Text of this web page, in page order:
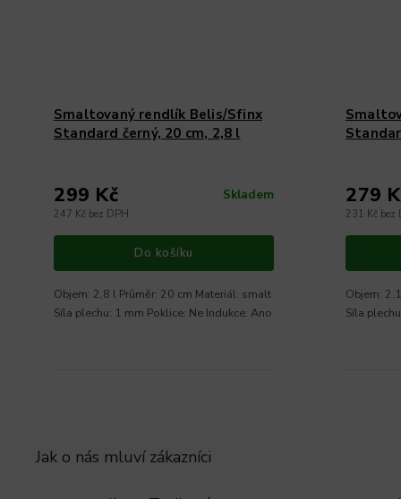
Smaltovaný rendlík Belis/Sfinx
Standard černý, 20 cm, 2,8 l
Skladem
247 Kč bez DPH
299 Kč
Do košíku
Objem: 2,8 l Průměr: 20 cm Materiál: smalt
Síla plechu: 1 mm Poklice: Ne Indukce: Ano
231 Kč bez
279
Objem:
Síla